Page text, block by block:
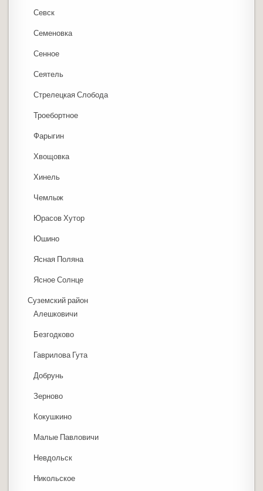
Севск
Семеновка
Сенное
Сеятель
Стрелецкая Слобода
Троебортное
Фарыгин
Хвощовка
Хинель
Чемлыж
Юрасов Хутор
Юшино
Ясная Поляна
Ясное Солнце
Суземский район
Алешковичи
Безгодково
Гаврилова Гута
Добрунь
Зерново
Кокушкино
Малые Павловичи
Невдольск
Никольское